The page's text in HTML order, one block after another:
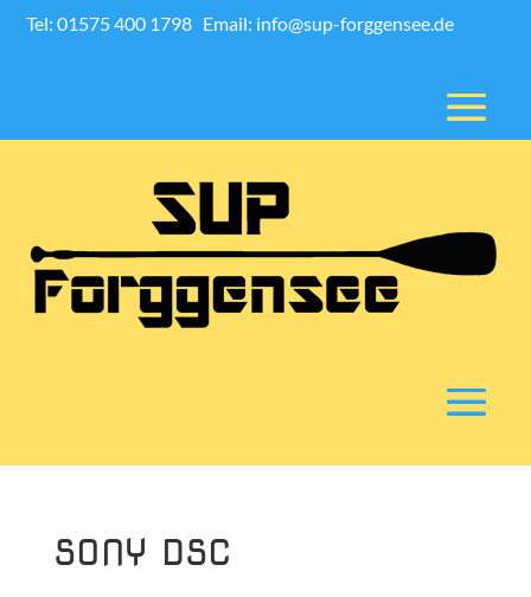
Tel: 01575 400 1798 Email: info@sup-forggensee.de
SONY DSC